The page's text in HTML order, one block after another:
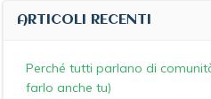
ARTICOLI RECENTI
Perché tutti parlano di
farlo anche tu)